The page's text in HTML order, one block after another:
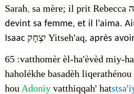
Sarah, sa mère; il prit Rebecca
devint sa femme, et il l'aima.
Isaac יִצְחָק Yitseh'aq, après
65 :vatthomèr èl-ha'èvèd miy-
haholékhe basadèh
hou Adoniy vatthiqqah' hat